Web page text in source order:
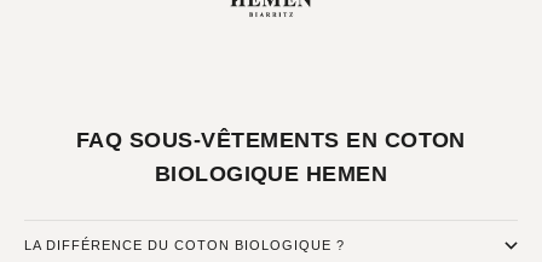
FAQ SOUS-VÊTEMENTS EN COTON
BIOLOGIQUE HEMEN
LA DIFFÉRENCE DU COTON BIOLOGIQUE ?